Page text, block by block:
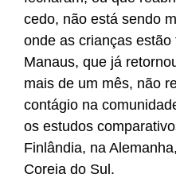
cedo, não está sendo
onde as crianças
Manaus, que já
mais de um mês, não
contágio na
os estudos
Finlândia, na
Coreia do Sul.